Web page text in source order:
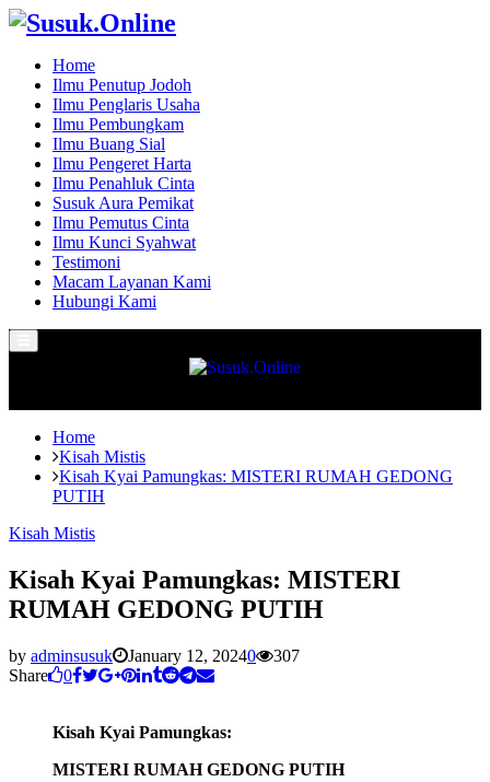
Home
Ilmu Penutup Jodoh
Ilmu Penglaris Usaha
Ilmu Pembungkam
Ilmu Buang Sial
Ilmu Pengeret Harta
Ilmu Penahluk Cinta
Susuk Aura Pemikat
Ilmu Pemutus Cinta
Ilmu Kunci Syahwat
Testimoni
Macam Layanan Kami
Hubungi Kami
Menu
Home
Kisah Mistis
Kisah Kyai Pamungkas: MISTERI RUMAH GEDONG
PUTIH
Kisah Mistis
Kisah Kyai Pamungkas: MISTERI
RUMAH GEDONG PUTIH
by adminsusuk January 12, 20240
307
Share
0
Kisah Kyai Pamungkas:
MISTERI RUMAH GEDONG PUTIH